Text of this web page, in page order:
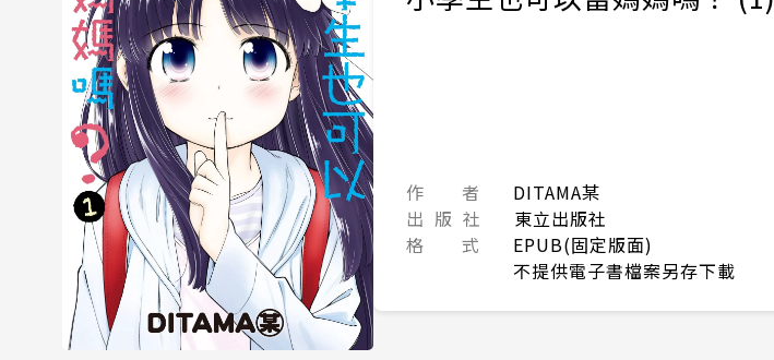
作 者
DITAMA某
出 版 社
東立出版社
格 式
EPUB(固定版面)
不提供電子書檔案另存下載